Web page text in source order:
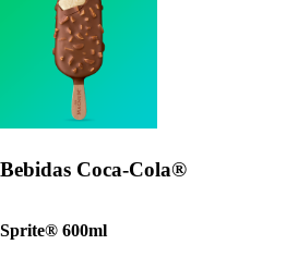
Bebidas Coca-Cola®
Sprite® 600ml